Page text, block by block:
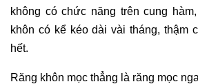
không có chức năng trên cung
khôn có kể kéo dài vài tháng, thậm
hết.
Răng khôn mọc thẳng là răng mọc